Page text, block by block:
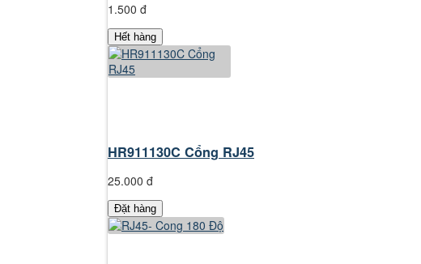
1.500 đ
Hết hàng
HR911130C Cổng RJ45
25.000 đ
Đặt hàng